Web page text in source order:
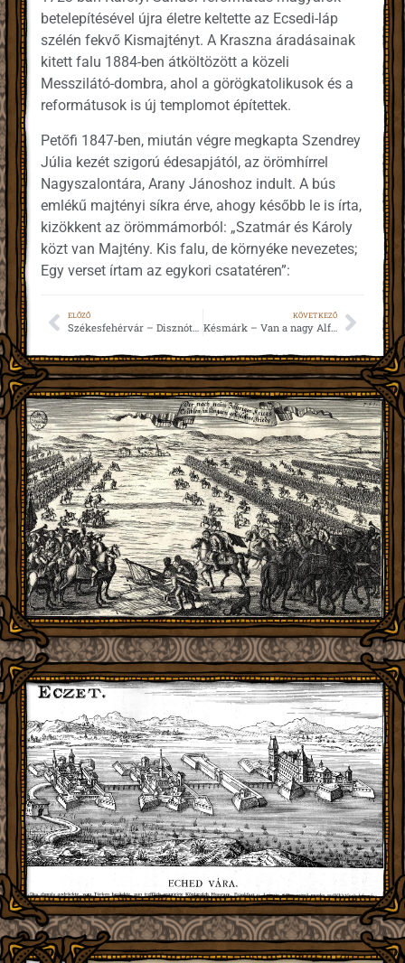
betelepítésével újra életre keltette az Ecsedi-láp
szélén fekvő Kismajtényt. A Kraszna áradásainak
kitett falu 1884-ben átköltözött a közeli
Messzilátó-dombra, ahol a görögkatolikusok és a
reformátusok is új templomot építettek.
Petőfi 1847-ben, miután végre megkapta Szendrey
Júlia kezét szigorú édesapjától, az örömhírrel
Nagyszalontára, Arany Jánoshoz indult. A bús
emlékű majtényi síkra érve, ahogy később le is írta,
kizökkent az örömmámorból: „Szatmár és Károly
közt van Majtény. Kis falu, de környéke nevezetes;
Egy verset írtam az egykori csatatéren”:
ELŐZŐ
Székesfehérvár – Disznótorban (1842)
KÖVETKEZŐ
Késmárk – Van a nagy Alföldön csárda sok (1845)